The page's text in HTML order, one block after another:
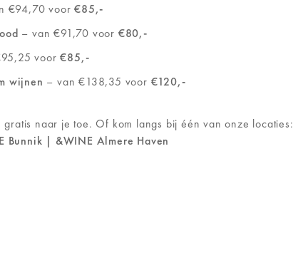
€94,70 voor€85,-
– van €91,70 voor €80,-
voor€85,-
wijnen – van €138,35 voor €120,-
naar je toe. Of kom langs bij één van onze locaties:
Bunnik | &WINE Almere Haven